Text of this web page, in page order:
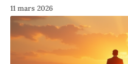
11 mars 2026